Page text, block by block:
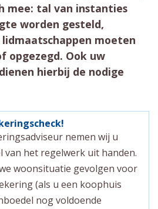
mee: tal van instanties
worden gesteld,
moeten
opgezegd. Ook uw
hierbij de nodige
nemen wij u
van het regelwerk uit handen.
woonsituatie gevolgen voor
(als u een koophuis
nog voldoende